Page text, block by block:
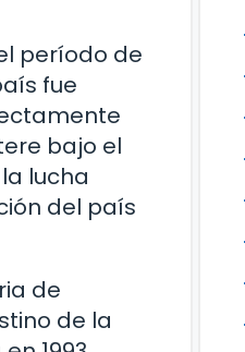
período de
fue
bajo el
lucha
del país
de
de la